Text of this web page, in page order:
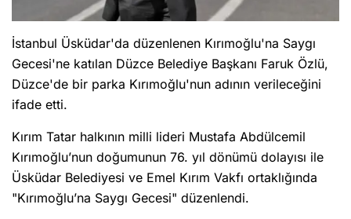
İstanbul Üsküdar'da düzenlenen Kırımoğlu'na Saygı
Gecesi'ne katılan Düzce Belediye Başkanı Faruk Özlü,
Düzce'de bir parka Kırımoğlu'nun adının verileceğini
ifade etti.
Kırım Tatar halkının milli lideri Mustafa Abdülcemil
Kırımoğlu’nun doğumunun 76. yıl dönümü dolayısı ile
Üsküdar Belediyesi ve Emel Kırım Vakfı ortaklığında
"Kırımoğlu’na Saygı Gecesi" düzenlendi.